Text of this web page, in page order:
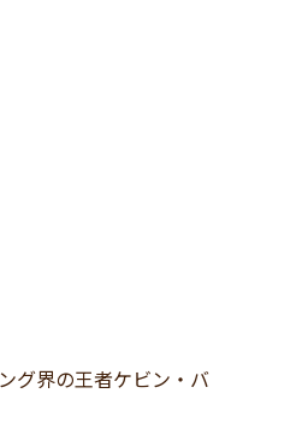
グ界の王者ケビン・バ